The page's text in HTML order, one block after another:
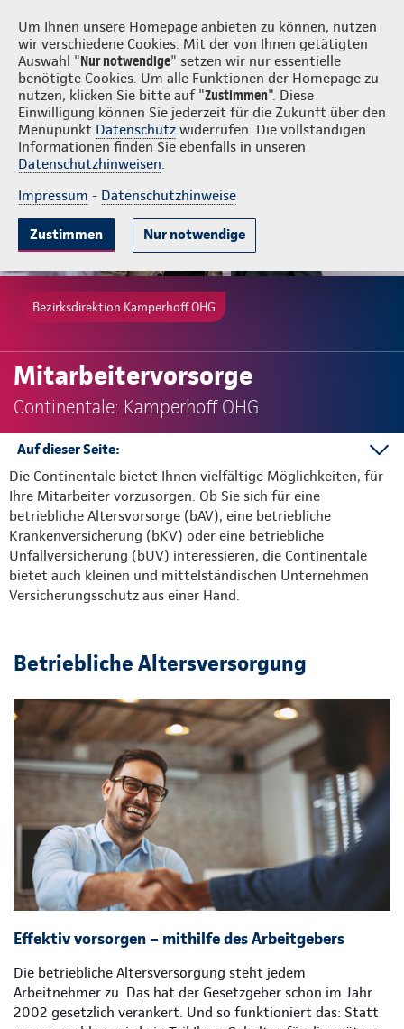
Um Ihnen unsere Homepage anbieten zu können, nutzen
wir verschiedene Cookies. Mit der von Ihnen getätigten
Auswahl "Nur notwendige" setzen wir nur essentielle
benötigte Cookies. Um alle Funktionen der Homepage zu
nutzen, klicken Sie bitte auf "Zustimmen". Diese
Einwilligung können Sie jederzeit für die Zukunft über den
Menüpunkt Datenschutz widerrufen. Die vollständigen
Informationen finden Sie ebenfalls in unseren
Datenschutzhinweisen.
Impressum - Datenschutzhinweise
Zustimmen Nur notwendige
Kamperhoff OHG Login
Bezirksdirektion Kamperhoff OHG
Mitarbeitervorsorge
Continentale: Kamperhoff OHG
Auf dieser Seite:
bAV
bKV
bUV
Die Continentale bietet Ihnen vielfältige Möglichkeiten, für
Ihre Mitarbeiter vorzusorgen. Ob Sie sich für eine
betriebliche Altersvorsorge (bAV), eine betriebliche
Krankenversicherung (bKV) oder eine betriebliche
Unfallversicherung (bUV) interessieren, die Continentale
bietet auch kleinen und mittelständischen Unternehmen
Versicherungsschutz aus einer Hand.
Betriebliche Altersversorgung
Effektiv vorsorgen – mithilfe des Arbeitgebers
Die betriebliche Altersversorgung steht jedem
Arbeitnehmer zu. Das hat der Gesetzgeber schon im Jahr
2002 gesetzlich verankert. Und so funktioniert das: Statt